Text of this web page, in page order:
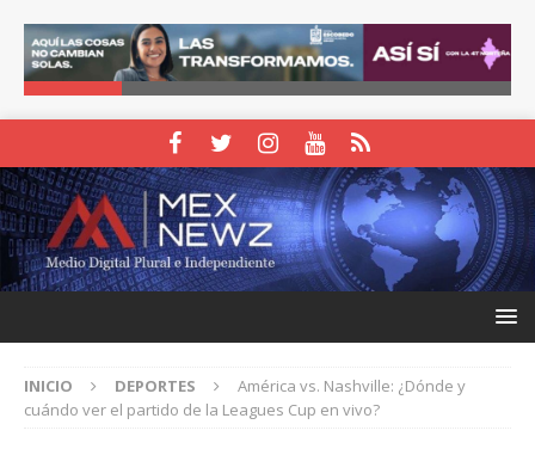
INICIO DEPORTES
América vs. Nashville: ¿Dónde y
cuándo ver el partido de la Leagues Cup en vivo?